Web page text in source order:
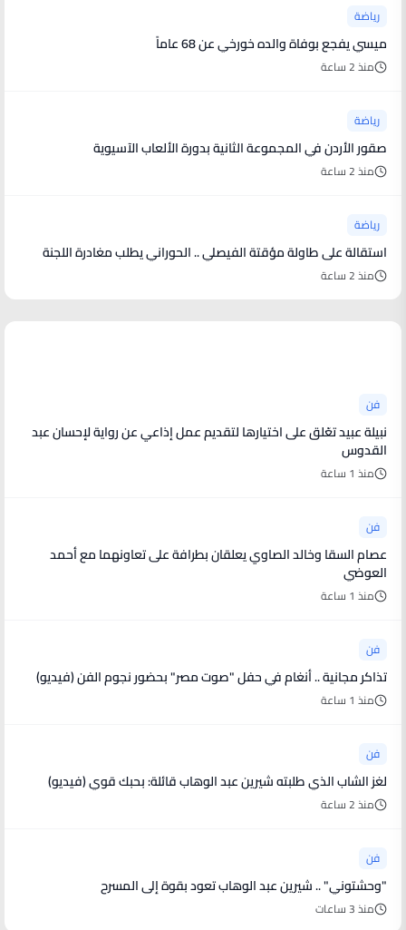
رياضة
ميسي يفجع بوفاة والده خورخي عن 68 عاماً
منذ 2 ساعة
رياضة
صقور الأردن في المجموعة الثانية بدورة الألعاب الآسيوية
منذ 2 ساعة
رياضة
استقالة على طاولة مؤقتة الفيصلي .. الحوراني يطلب مغادرة اللجنة
منذ 2 ساعة
فن
نبيلة عبيد تعّلق على اختيارها لتقديم عمل إذاعي عن رواية لإحسان عبد
القدوس
منذ 1 ساعة
فن
عصام السقا وخالد الصاوي يعلقان بطرافة على تعاونهما مع أحمد
العوضي
منذ 1 ساعة
فن
تذاكر مجانية .. أنغام في حفل "صوت مصر" بحضور نجوم الفن (فيديو)
منذ 1 ساعة
فن
لغز الشاب الذي طلبته شيرين عبد الوهاب قائلة: بحبك قوي (فيديو)
منذ 2 ساعة
فن
"وحشتوني" .. شيرين عبد الوهاب تعود بقوة إلى المسرح
منذ 3 ساعات